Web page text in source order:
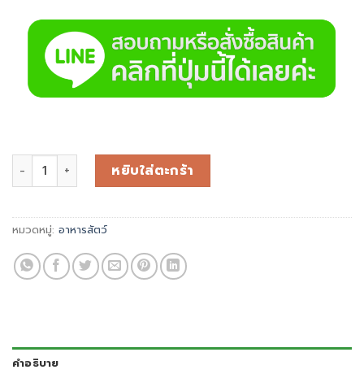
หยิบใส่ตะกร้า
หมวดหมู่: อาหารสัตว์
คำอธิบาย